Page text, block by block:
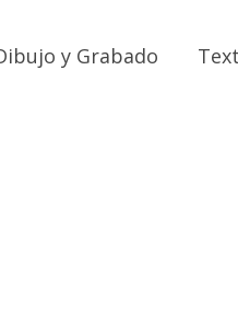
y Grabado